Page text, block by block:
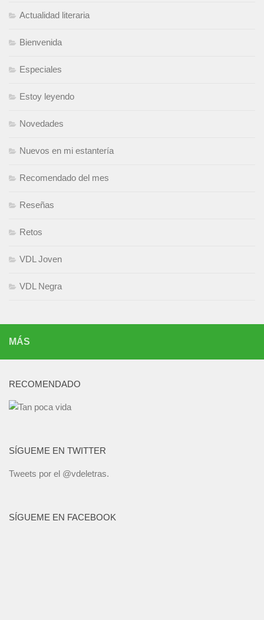
Actualidad literaria
Bienvenida
Especiales
Estoy leyendo
Novedades
Nuevos en mi estantería
Recomendado del mes
Reseñas
Retos
VDL Joven
VDL Negra
MÁS
RECOMENDADO
SÍGUEME EN TWITTER
Tweets por el @vdeletras.
SÍGUEME EN FACEBOOK